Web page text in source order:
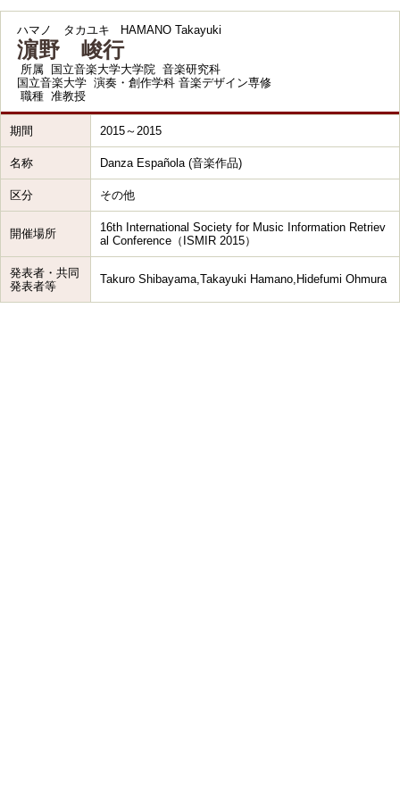
ハマノ タカユキ HAMANO Takayuki
濵野 峻行
所属
国立音楽大学大学院 音楽研究科
国立音楽大学 演奏・創作学科 音楽デザイン専修
職種 准教授
期間 2015～2015
名称 Danza Española (音楽作品)
区分 その他
開催場所
16th International Society for Music Information Retriev
al Conference（ISMIR 2015）
発表者・共同
発表者等
Takuro Shibayama,Takayuki Hamano,Hidefumi Ohmura